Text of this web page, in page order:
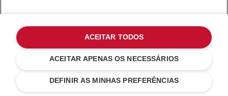
Vermelho império
€ 263,20
€ 329,00
Poupar nos
DEFINIR AS MINHAS PREFERÊNCIAS
ACEITAR APENAS OS NECESSÁRIOS
ACEITAR TODOS